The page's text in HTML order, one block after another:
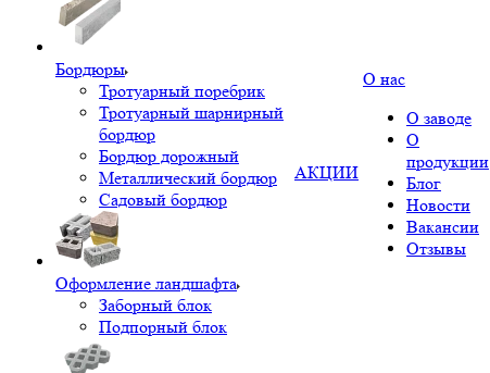
Бордюры
Тротуарный поребрик
Тротуарный шарнирный
бордюр
Бордюр дорожный
Металлический бордюр
Садовый бордюр
Оформление ландшафта
Заборный блок
Подпорный блок
АКЦИИ
О нас
О заводе
О
продукции
Блог
Новости
Вакансии
Отзывы